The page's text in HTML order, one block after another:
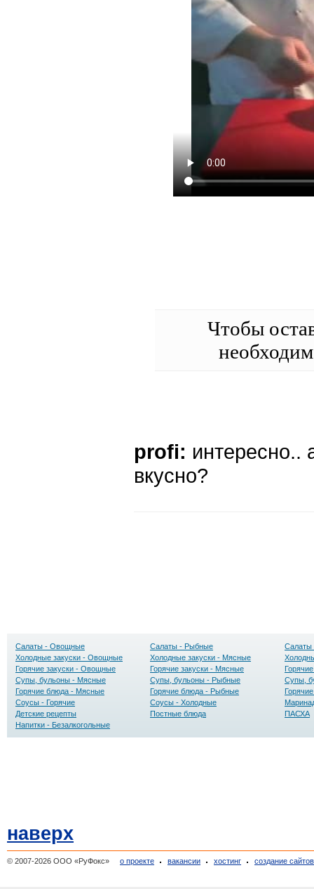
Чтобы
profi: интересно..
вкусно?
Салаты - Овощные Салаты - Рыбные
Салаты
Холодные закуски - Овощные
Холодные закуски - Мясные
Горячие закуски - Овощные
Горячие закуски - Мясные
Супы, бульоны - Мясные
Супы, бульоны - Рыбные
Супы,
Горячие блюда - Мясные
Горячие блюда - Рыбные
Соусы - Горячие
Соусы - Холодные
Детские рецепты
Постные блюда
ПАСХА
Напитки - Безалкогольные
наверх
© 2007-2026 ООО «РуФокс» о проекте вакансии хостинг создание сайтов